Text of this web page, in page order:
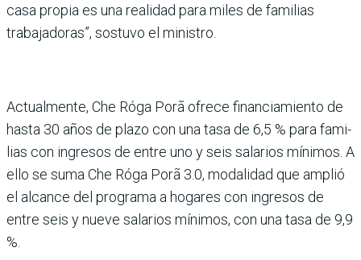
casa propia es una rea­lidad para miles de familias
trabajadoras”, sostuvo el ministro.
Actualmente, Che Róga Porã ofrece financiamiento de
hasta 30 años de plazo con una tasa de 6,5 % para fami­
lias con ingresos de entre uno y seis salarios mínimos. A
ello se suma Che Róga Porã 3.0, modalidad que amplió
el alcance del programa a hoga­res con ingresos de
entre seis y nueve salarios mínimos, con una tasa de 9,9
%.